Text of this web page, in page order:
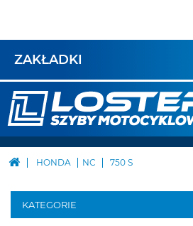
ZAKŁADKI
HONDA NC 750 S
KATEGORIE